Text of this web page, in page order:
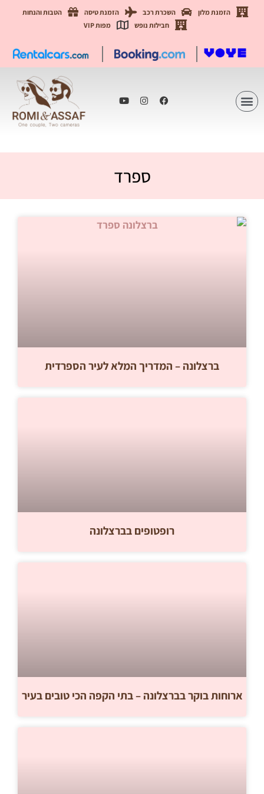
הזמנת מלון השכרת רכב הזמנת טיסה
הטבות והנחות
חבילות נופש
מפות VIP
ספרד
ברצלונה – המדריך המלא לעיר הספרדית
רופטופים בברצלונה
ארוחות בוקר בברצלונה – בתי הקפה הכי טובים בעיר